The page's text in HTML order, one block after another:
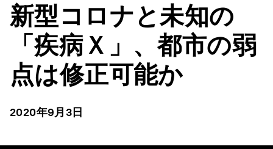
新型コロナと未知の
「疾病Ｘ」、都市の弱
点は修正可能か
2020年9月3日